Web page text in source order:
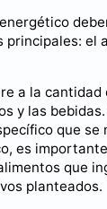
principales: el
a la cantidad
y las
que se
es
que
planteados.